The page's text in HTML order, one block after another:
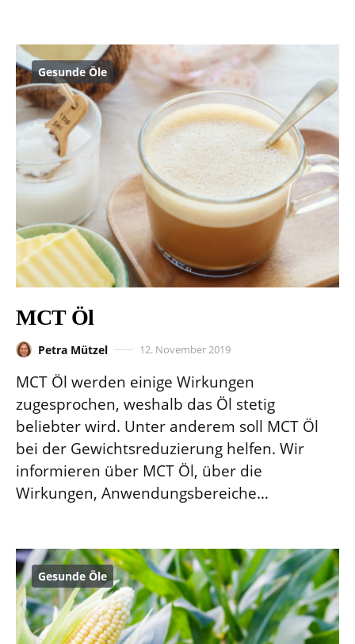
Gesunde Öle
MCT Öl
Petra Mützel 12. November 2019
MCT Öl werden einige Wirkungen
zugesprochen, weshalb das Öl stetig
beliebter wird. Unter anderem soll MCT Öl
bei der Gewichtsreduzierung helfen. Wir
informieren über MCT Öl, über die
Wirkungen, Anwendungsbereiche…
Gesunde Öle